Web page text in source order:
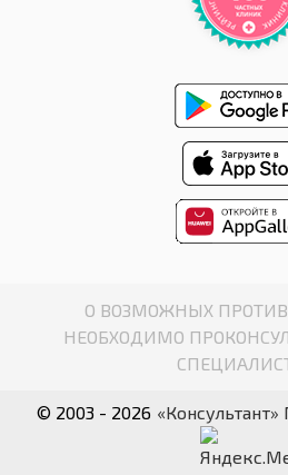
О ВОЗМОЖНЫХ
НЕОБХОДИМО
© 2003 - 2026